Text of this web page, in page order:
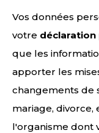
Vos données
votre
que les
apporter les
changements de
mariage, divorce,
l'organisme dont